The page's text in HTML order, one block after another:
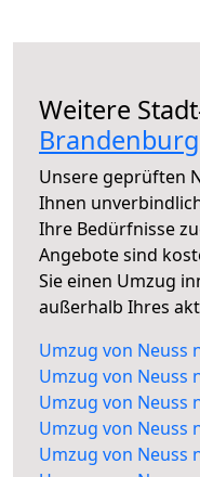
Weitere
Unsere geprüften
Ihnen
Ihre Bedürfnisse
Angebote sind
Sie einen Umzug
außerhalb Ihres
Umzug von Neuss
Umzug von Neuss
Umzug von Neuss
Umzug von Neuss
Umzug von Neuss